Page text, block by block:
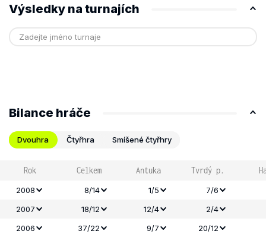
Výsledky na turnajích
Bilance hráče
Dvouhra Čtyřhra Smíšené čtyřhry
Rok Celkem Antuka Tvrdý p.
2008 8/14 1/5
7/6
2007
18/12 12/4
2/4
2006
37/22 9/7 20/12